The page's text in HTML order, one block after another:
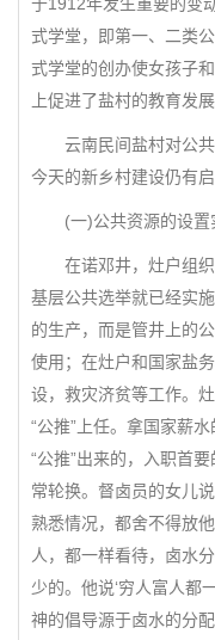
式学堂，即第一、二类
式学堂的创办使女孩子
上促进了盐村的教育发
云南民间盐村对公共
今天的新乡村建设仍有启
(一)公共资源的设置
在诺邓井，灶户组织
基层公共选举就已经实
的生产，而是管井上的
使用；在灶户和国家盐
设，救灾济贫等工作。
“公推”上任。拿国家薪
“公推”出来的，入职首
常轮换。督卤员的女儿
熟悉情况，都舍不得放
人，都一样看待，卤水
少的。他说‘穷人富人都
神的倡导源于卤水的分